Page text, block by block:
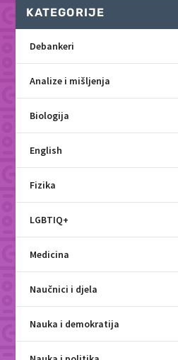
KATEGORIJE
Debankeri
Analize i mišljenja
Biologija
English
Fizika
LGBTIQ+
Medicina
Naučnici i djela
Nauka i demokratija